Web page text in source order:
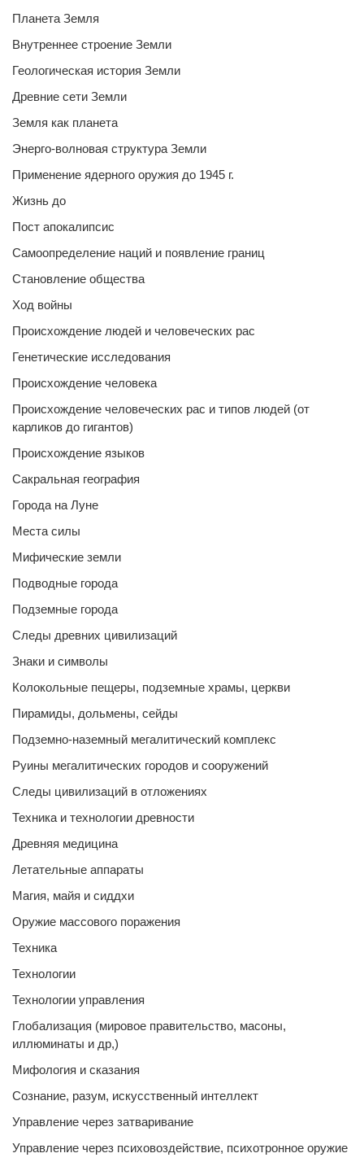
Планета Земля
Внутреннее строение Земли
Геологическая история Земли
Древние сети Земли
Земля как планета
Энерго-волновая структура Земли
Применение ядерного оружия до 1945 г.
Жизнь до
Пост апокалипсис
Самоопределение наций и появление границ
Становление общества
Ход войны
Происхождение людей и человеческих рас
Генетические исследования
Происхождение человека
Происхождение человеческих рас и типов людей (от
карликов до гигантов)
Происхождение языков
Сакральная география
Города на Луне
Места силы
Мифические земли
Подводные города
Подземные города
Следы древних цивилизаций
Знаки и символы
Колокольные пещеры, подземные храмы, церкви
Пирамиды, дольмены, сейды
Подземно-наземный мегалитический комплекс
Руины мегалитических городов и сооружений
Следы цивилизаций в отложениях
Техника и технологии древности
Древняя медицина
Летательные аппараты
Магия, майя и сиддхи
Оружие массового поражения
Техника
Технологии
Технологии управления
Глобализация (мировое правительство, масоны,
иллюминаты и др,)
Мифология и сказания
Сознание, разум, искусственный интеллект
Управление через затваривание
Управление через психовоздействие, психотронное оружие